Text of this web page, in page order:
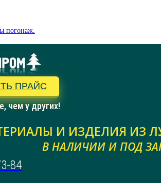
погонаж.
ПРАЙС
чем у других!
И ИЗДЕЛИЯ ИЗ
В НАЛИЧИИ И ПОД
84